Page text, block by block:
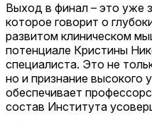
Выход в финал – это уже
которое говорит о
развитом клиническом
потенциале Кристины
специалиста. Это не
но и признание высокого
обеспечивает
состав Института